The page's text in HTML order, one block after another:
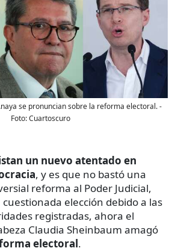
se pronuncian sobre la reforma electoral.-
Foto:Cuartoscuro
un nuevo atentado en
, y es que no bastó una
reforma al Poder Judicial,
elección debido a las
registradas, ahora el
Claudia Sheinbaum amagó
electoral.